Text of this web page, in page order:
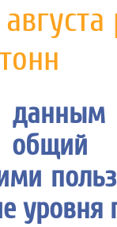
общий
уровня